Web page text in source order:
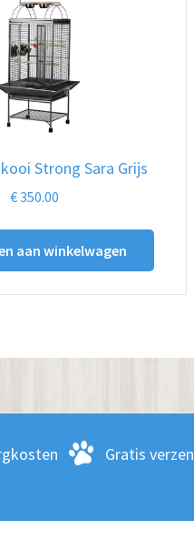
Strong Sara Grijs
€350.00
aan winkelwagen
Gratis